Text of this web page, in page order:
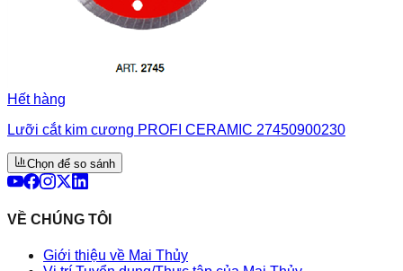
Hết hàng
Lưỡi cắt kim cương PROFI CERAMIC 27450900230
Chọn để so sánh
VỀ CHÚNG TÔI
Giới thiệu về Mai Thủy